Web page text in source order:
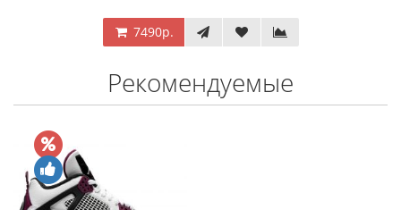
7490р.
Рекомендуемые